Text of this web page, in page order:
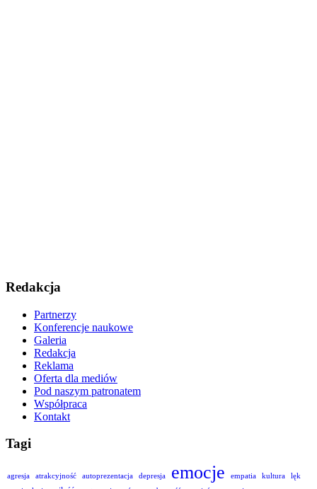
Redakcja
Partnerzy
Konferencje naukowe
Galeria
Redakcja
Reklama
Oferta dla mediów
Pod naszym patronatem
Współpraca
Kontakt
Tagi
agresja atrakcyjność autoprezentacja depresja emocje empatia kultura
lęk